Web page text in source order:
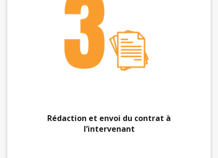
Rédaction et envoi du contrat à
l’intervenant